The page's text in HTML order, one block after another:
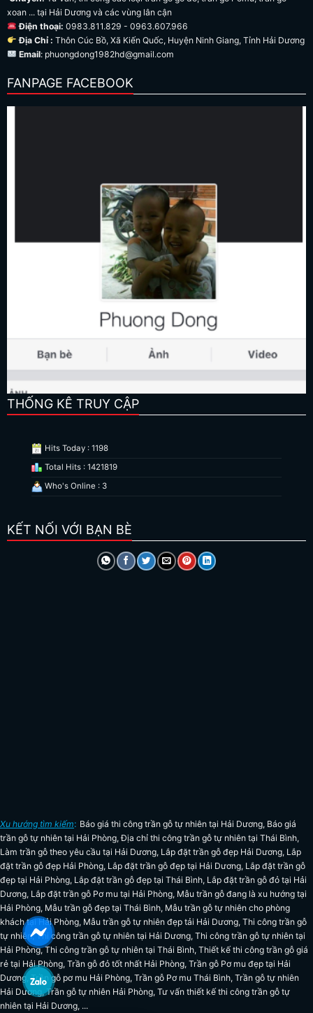
xoan ... tại Hải Dương và các vùng lân cận
Điện thoại: 0983.811.829 - 0963.607.966
Địa Chỉ : Thôn Cúc Bồ, Xã Kiến Quốc, Huyện Ninh Giang, Tỉnh Hải Dương
Email: phuongdong1982hd@gmail.com
FANPAGE FACEBOOK
THỐNG KÊ TRUY CẬP
Hits Today : 1198
Total Hits : 1421819
Who's Online : 3
KẾT NỐI VỚI BẠN BÈ
Xu hướng tìm kiếm: Báo giá thi công trần gỗ tự nhiên tại Hải Dương, Báo giá
trần gỗ tự nhiên tại Hải Phòng,Địa chỉ thi công trần gỗ tự nhiên tại Thái Bình,
Làm trần gỗ theo yêu cầu tại Hải Dương, Lắp đặt trần gỗ đẹp Hải Dương, Lắp
đặt trần gỗ đẹp Hải Phòng, Lắp đặt trần gỗ đẹp tại Hải Dương, Lắp đặt trần gỗ
đẹp tại Hải Phòng, Lắp đặt trần gỗ đẹp tại Thái Bình, Lắp đặt trần gỗ đỏ tại Hải
Dương, Lắp đặt trần gỗ Pơ mu tại Hải Phòng, Mẫu trần gỗ đang là xu hướng tại
Hải Phòng, Mẫu trần gỗ đẹp tại Thái Bình, Mẫu trần gỗ tự nhiên cho phòng
khách tại Hải Phòng, Mẫu trần gỗ tự nhiên đẹp tải Hải Dương, Thi công trần gỗ
tự nhiên,Thi công trần gỗ tự nhiên tại Hải Dương, Thi công trần gỗ tự nhiên tại
Hải Phòng,Thi công trần gỗ tự nhiên tại Thái Bình, Thiết kế thi công trần gỗ giá
rẻ tại Hải Phòng, Trần gỗ đỏ tốt nhất Hải Phòng, Trần gỗ Pơ mu đẹp tại Hải
Dương ,Trần gỗ pơ mu Hải Phòng, Trần gỗ Pơ mu Thái Bình, Trần gỗ tự nhiên
Hải Dương
,Trần gỗ tự nhiên Hải Phòng, Tư vấn thiết kế thi công trần gỗ tự
nhiên tại Hải Dương, ...